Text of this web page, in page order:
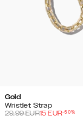
Gold
Wristlet Strap
29.99EUR15 EUR-50%